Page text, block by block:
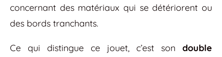
concernant des matériaux qui se détériorent ou
des bords tranchants.
Ce qui distingue ce jouet, c’est son double